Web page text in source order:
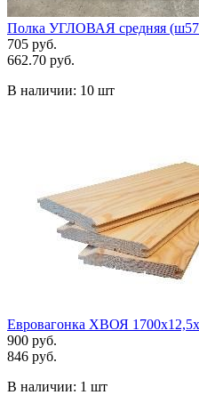
Полка УГЛОВАЯ средняя
705 руб.
662.70 руб.
В наличии: 10 шт
Евровагонка ХВОЯ
900 руб.
846 руб.
В наличии: 1 шт